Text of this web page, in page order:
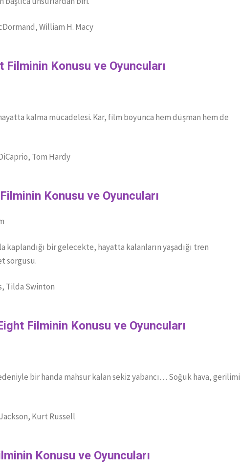
William H. Macy
Filminin Konusu ve Oyuncuları
kalma mücadelesi. Kar, film boyunca hem düşman hem de
Tom Hardy
Filminin Konusu ve Oyuncuları
kaplandığı bir gelecekte, hayatta kalanların yaşadığı tren
sorgusu.
Tilda Swinton
Filminin Konusu ve Oyuncuları
bir handa mahsur kalan sekiz yabancı… Soğuk hava, gerilimi
Kurt Russell
Konusu ve Oyuncuları